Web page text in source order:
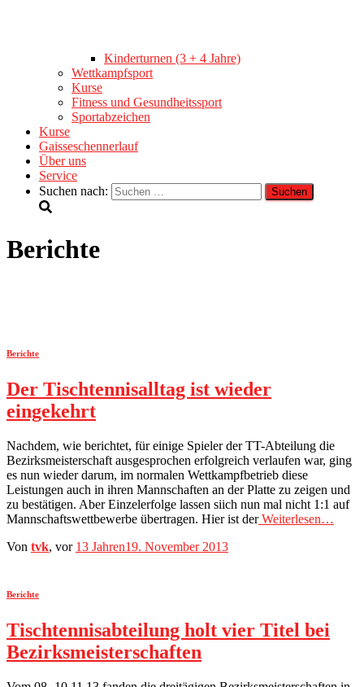
Kinderturnen (3 + 4 Jahre)
Wettkampfsport
Kurse
Fitness und Gesundheitssport
Sportabzeichen
Kurse
Gaisseschennerlauf
Über uns
Service
Suchen nach:
Berichte
Berichte
Der Tischtennisalltag ist wieder
eingekehrt
Nachdem, wie berichtet, für einige Spieler der TT-Abteilung die
Bezirksmeisterschaft ausgesprochen erfolgreich verlaufen war, ging
es nun wieder darum, im normalen Wettkampfbetrieb diese
Leistungen auch in ihren Mannschaften an der Platte zu zeigen und
zu bestätigen. Aber Einzelerfolge lassen siich nun mal nicht 1:1 auf
Mannschaftswettbewerbe übertragen. Hier ist derWeiterlesen…
Von tvk, vor 13 Jahren19. November 2013
Berichte
Tischtennisabteilung holt vier Titel bei
Bezirksmeisterschaften